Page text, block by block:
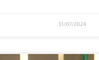
31/07/2024